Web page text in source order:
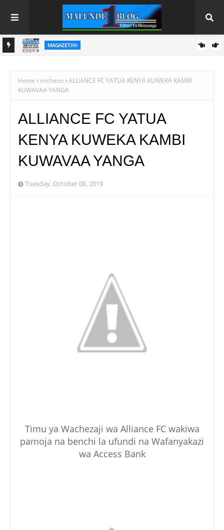
MAGAZETINI
Home michezo ALLIANCE FC YATUA KENYA KUWEKA KAMBI
KUWAVAA YANGA
ALLIANCE FC YATUA
KENYA KUWEKA KAMBI
KUWAVAA YANGA
Tuesday, October 08, 2019
Timu ya Wachezaji wa Alliance FC wakiwa
pamoja na benchi la ufundi na Wafanyakazi
wa Access Bank